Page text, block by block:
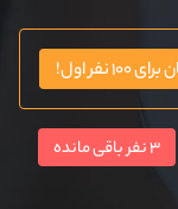
۱۰۰ نفر اول!
3 نفر باقی مانده